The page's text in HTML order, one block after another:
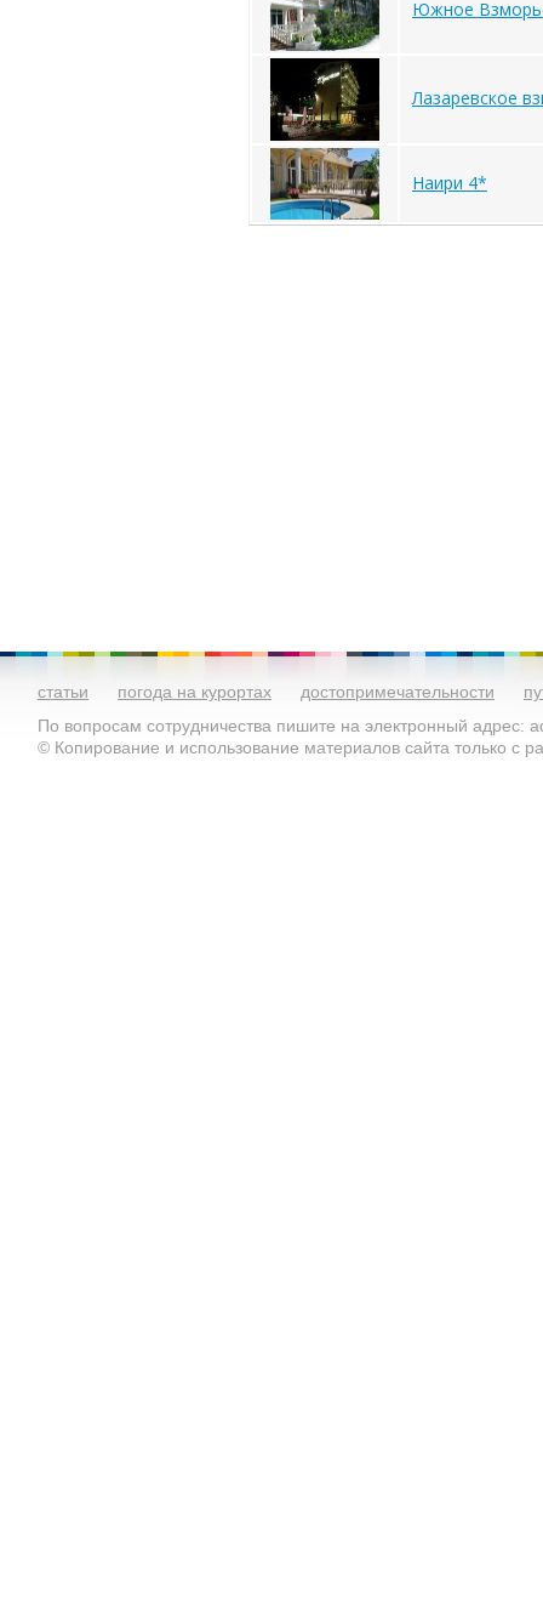
Южное
Лазаревское
Наири 4*
статьи погода на курортах достопримечательности
По вопросам сотрудничества пишите на электронный адрес:
© Копирование и использование материалов сайта только с